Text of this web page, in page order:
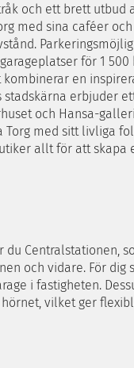
och ett brett utbud
med sina caféer
för 1
en
erbjuder
och Hansa-
med sitt livliga
allt för att skapa
Centralstationen,
och vidare. För dig
i fastigheten.
vilket ger